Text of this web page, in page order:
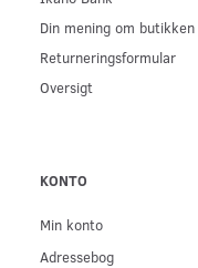
Din mening om butikken
Returneringsformular
Oversigt
KONTO
Min konto
Adressebog